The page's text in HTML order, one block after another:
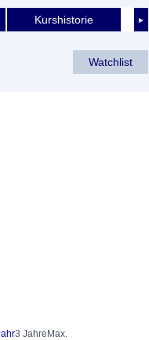
►
Kurshistorie
Watchlist
3 Jahre Max.